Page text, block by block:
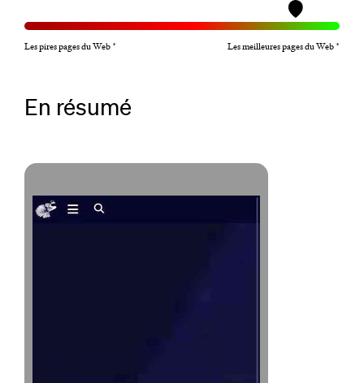
Les pires pages du Web * Les meilleures pages du Web *
En résumé